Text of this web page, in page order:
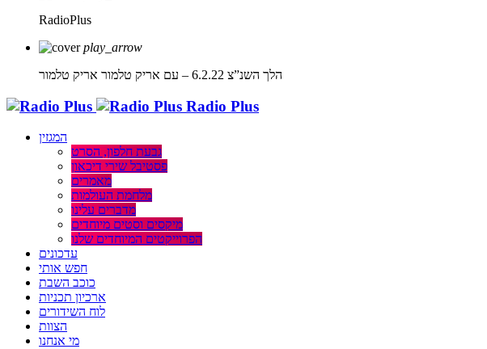
RadioPlus
play_arrow
הלך השנ”צ 6.2.22 – עם אריק טלמור
אריק טלמור
Radio Plus
המגזין
גבעת חלפון, הסרט
פסטיבל שירי דיכאון
מאמרים
מלחמת העולמות
מדברים עלינו
מיקסים וסטים מיוחדים
הפרוייקטים המיוחדים שלנו
עדכונים
חפש אותי
כוכב השבת
ארכיון תכניות
לוח השידורים
הצוות
מי אנחנו